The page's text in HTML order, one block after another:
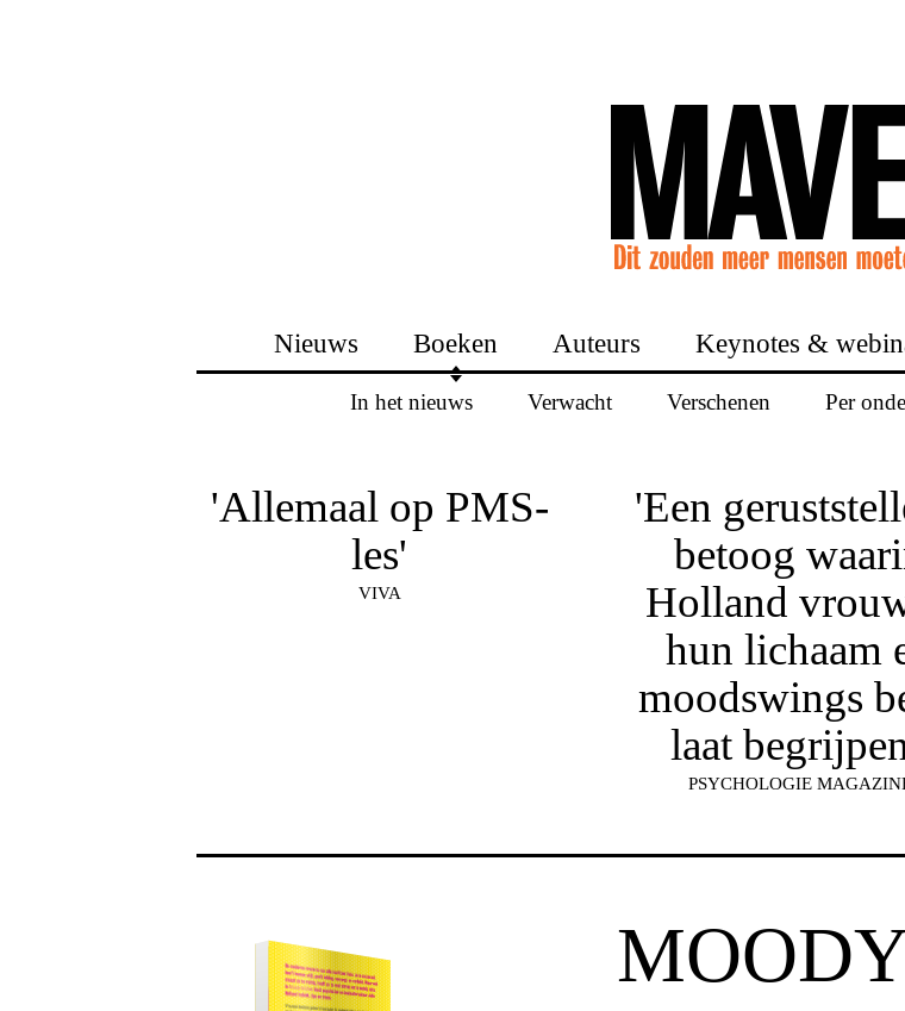
Nieuws Boeken
In het nieuws Verwacht Verschenen Per
Auteurs Keynotes &
'Allemaal op PMS-
les'
VIVA
'Een
betoog
Holland
hun lichaam
moodswings
laat
PSYCHOLOGIE